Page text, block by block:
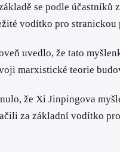
se podle
vodítko pro
uvedlo, že tato
marxistické teorie
že Xi Jinpingova
za základní vodítko